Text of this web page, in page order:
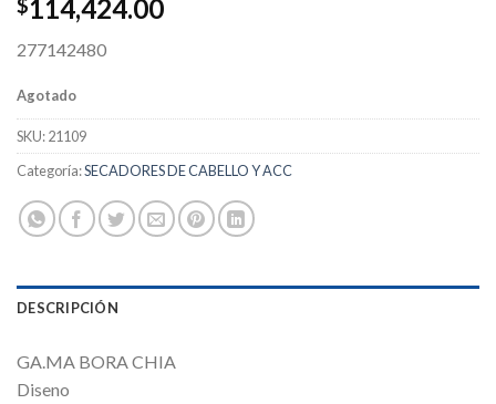
$114,424.00
277142480
Agotado
SKU:21109
Categoría:SECADORES DE CABELLO Y ACC
DESCRIPCIÓN
GA.MA BORA CHIA
Diseno